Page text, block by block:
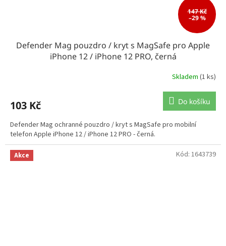
147 Kč
–29 %
Defender Mag pouzdro / kryt s MagSafe pro Apple
iPhone 12 / iPhone 12 PRO, černá
Skladem (1 ks)
103 Kč Do košíku
Defender Mag ochranné pouzdro / kryt s MagSafe pro mobilní
telefon Apple iPhone 12 / iPhone 12 PRO - černá.
Akce Kód: 1643739